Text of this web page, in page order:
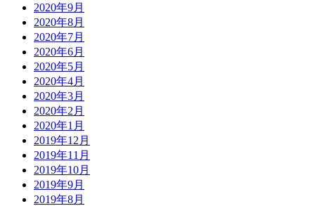
2020年9月
2020年8月
2020年7月
2020年6月
2020年5月
2020年4月
2020年3月
2020年2月
2020年1月
2019年12月
2019年11月
2019年10月
2019年9月
2019年8月